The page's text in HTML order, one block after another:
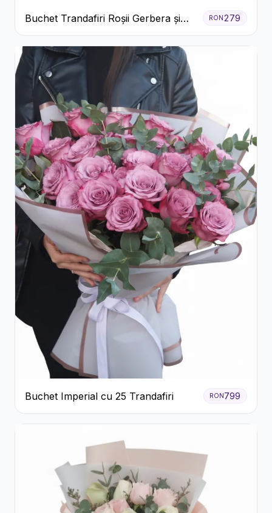
Buchet Trandafiri Roșii Gerbera și
Verdeață
RON279
Buchet Imperial cu 25 Trandafiri RON 799